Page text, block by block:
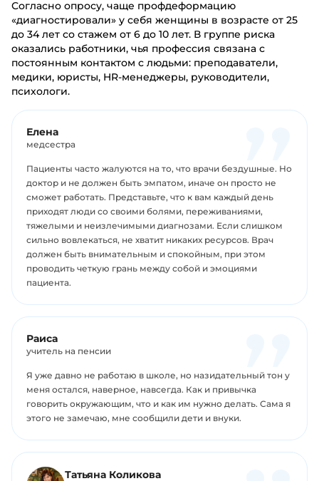
Согласно опросу, чаще профдеформацию
«диагностировали» у себя женщины в возрасте от 25
до 34 лет со стажем от 6 до 10 лет. В группе риска
оказались работники, чья профессия связана с
постоянным контактом с людьми: преподаватели,
медики, юристы, HR-менеджеры, руководители,
психологи.
Елена
медсестра
Пациенты часто жалуются на то, что врачи бездушные. Но
доктор и не должен быть эмпатом, иначе он просто не
сможет работать. Представьте, что к вам каждый день
приходят люди со своими болями, переживаниями,
тяжелыми и неизлечимыми диагнозами. Если слишком
сильно вовлекаться, не хватит никаких ресурсов. Врач
должен быть внимательным и спокойным, при этом
проводить четкую грань между собой и эмоциями
пациента.
Раиса
учитель на пенсии
Я уже давно не работаю в школе, но назидательный тон у
меня остался, наверное, навсегда. Как и привычка
говорить окружающим, что и как им нужно делать. Сама я
этого не замечаю, мне сообщили дети и внуки.
Татьяна Коликова